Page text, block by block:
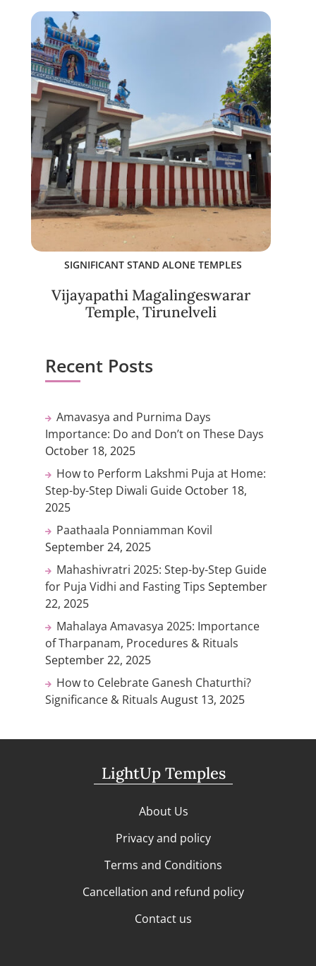
SIGNIFICANT STAND ALONE TEMPLES
Vijayapathi Magalingeswarar
Temple, Tirunelveli
Recent Posts
Amavasya and Purnima Days
Importance: Do and Don’t on These Days
October 18, 2025
How to Perform Lakshmi Puja at Home:
Step-by-Step Diwali Guide October 18,
2025
Paathaala Ponniamman Kovil
September 24, 2025
Mahashivratri 2025: Step-by-Step Guide
for Puja Vidhi and Fasting Tips September
22, 2025
Mahalaya Amavasya 2025: Importance
of Tharpanam, Procedures & Rituals
September 22, 2025
How to Celebrate Ganesh Chaturthi?
Significance & Rituals August 13, 2025
LightUp Temples
About Us
Privacy and policy
Terms and Conditions
Cancellation and refund policy
Contact us